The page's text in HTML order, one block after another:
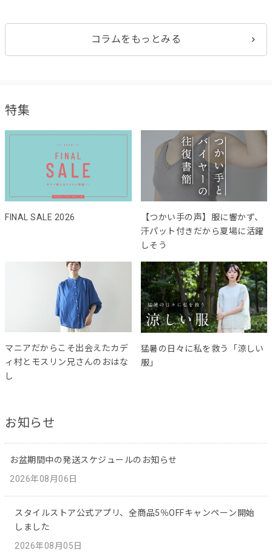
コラムをもっとみる
特集
FINAL SALE 2026
【つかい手の声】服に響かず、
汗パット付きだから夏場に活躍
しそう
マニアだからこそ出会えたカデ
ィ村とモスリン兄さんのおはな
し
猛暑の日々に私を救う「涼しい
服」
お知らせ
お盆期間中の発送スケジュールのお知らせ
2026年08月06日
スタイルストア公式アプリ、全商品5％OFFキャンペーン開始
しました
2026年08月05日